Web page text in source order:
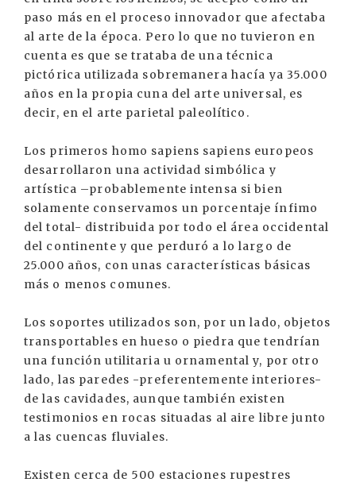
paso más en el proceso innovador que afectaba
al arte de la época. Pero lo que no tuvieron en
cuenta es que se trataba de una técnica
pictórica utilizada sobremanera hacía ya 35.000
años en la propia cuna del arte universal, es
decir, en el arte parietal paleolítico.
Los primeros homo sapiens sapiens europeos
desarrollaron una actividad simbólica y
artística –probablemente intensa si bien
solamente conservamos un porcentaje ínfimo
del total- distribuida por todo el área occidental
del continente y que perduró a lo largo de
25.000 años, con unas características básicas
más o menos comunes.
Los soportes utilizados son, por un lado, objetos
transportables en hueso o piedra que tendrían
una función utilitaria u ornamental y, por otro
lado, las paredes -preferentemente interiores-
de las cavidades, aunque también existen
testimonios en rocas situadas al aire libre junto
a las cuencas fluviales.
Existen cerca de 500 estaciones rupestres